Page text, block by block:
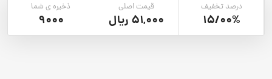
درصد تخفیف
15/00%
قیمت اصلی
51,000 ریال
ذخیره ی شما
9000